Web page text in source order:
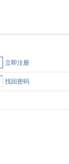
立即注册
找回密码